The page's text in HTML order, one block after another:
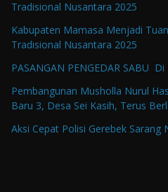
Tradisional Nusantara 2025
Kabupaten Mamasa Menjadi
Tradisional Nusantara 2025
PASANGAN PENGEDAR SABU
Pembangunan Musholla Nurul
Baru 3, Desa Sei Kasih, Terus
Aksi Cepat Polisi Gerebek Sarang